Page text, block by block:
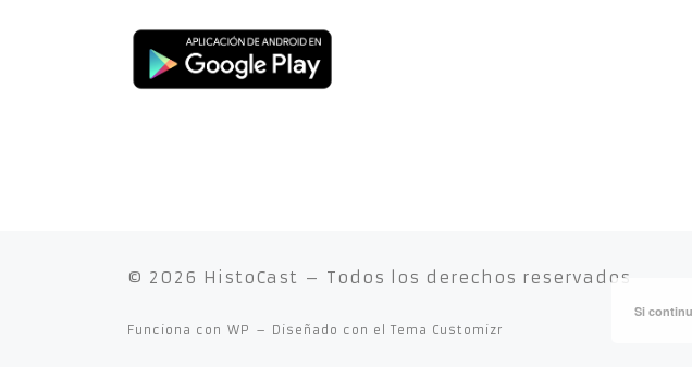
© 2026 HistoCast – Todos los derechos reservados
Funciona con WP – Diseñado con el Tema Customizr
Si